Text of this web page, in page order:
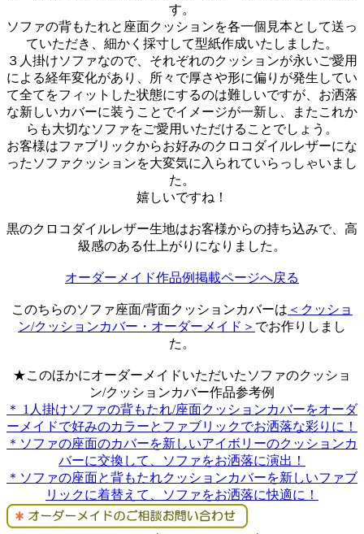
す。
ソファの背もたれと座面クッションを各一個見本として送っ
ていただき、細かく採寸して型紙作成いたしました。
３人掛けソファなので、それぞれのクッションが永いご愛用
による経年変化があり、所々で厚さや形に偏りが発生してい
て全てをフィットした状態にするのは難しいですが、お洒落
な新しいカバーに装うことでイメージが一新し、またこれか
らも大切なソファをご愛用いただけることでしょう。
お客様はファブリックからお好みのクロコダイルレザーにな
ったソファクッションを大変気に入られていらっしゃいまし
た。
嬉しいですね！
黒のクロコダイルレザー生地はお客様からの持ち込みで、高
級感のある仕上がりになりました。
オーダーメイド作品例掲載ページへ戻る
このちらのソファ座面/背面クッションカバーは ＜クッショ
ン/クッションカバー・オーダーメイド＞ でお作りしまし
た。
★このほかにオーダーメイドいただいたソファのクッショ
ン/クッションカバー作品参考例
＊ 1人掛けソファの背もたれ/座面クッションカバーをオーダ
ーメイドで好みのカラーとファブリックでお洒落な彩りに！
＊ソファの座面のカバーを新しいアイボリーのクッションカ
バーに交換して、ソファをお洒落に演出！
＊ソファの座面と背もたれクッションカバーを新しいファブ
リックに着替えて、ソファをお洒落に快適に！